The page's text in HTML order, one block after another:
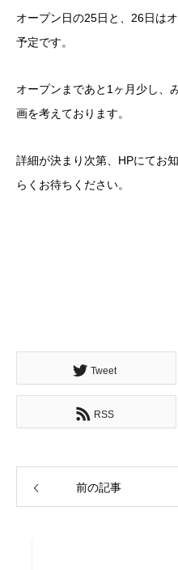
オープン日の25日と、26日は
予定です。
オープンまであと1ヶ月少し、
画を考えております。
詳細が決まり次第、HPにてお
らくお待ちください。
Tweet
RSS
前の記事